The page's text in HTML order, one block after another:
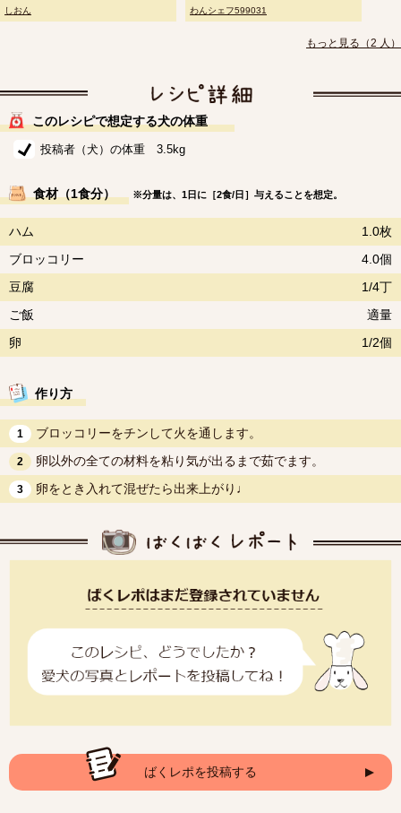
しおん わんシェフ599031
もっと見る（2 人）
このレシピで想定する犬の体重
投稿者（犬）の体重 3.5kg
食材（1食分） ※分量は、1日に［2食/日］与えることを想定。
ハム
1.0枚
ブロッコリー
4.0個
豆腐
1/4丁
ご飯
適量
卵
1/2個
作り方
1 ブロッコリーをチンして火を通します。
2 卵以外の全ての材料を粘り気が出るまで茹でます。
3 卵をとき入れて混ぜたら出来上がり♩
ばくレポを投稿する